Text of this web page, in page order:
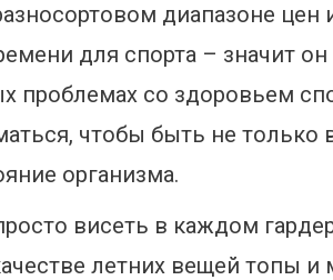
диапазоне цен
для спорта – значит
проблемах со здоровьем
чтобы быть не только
организма.
висеть в каждом
летних вещей топы и